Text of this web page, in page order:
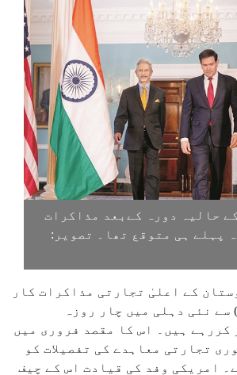
حالیہ دورہ کےبعد مذاکرات
پہلے ہی متوقع تھا۔ تصویر:
کے اعلیٰ تجارتی مذاکرات کار
(یکم جون۲۶ء) سے نئی دہلی میں چار روزہ
کررہے ہیں۔ اس کا مقصد فروری میں
تجارتی معاہدے کی تفصیلات کو
امریکی وفد کی قیادت اس کے چیف